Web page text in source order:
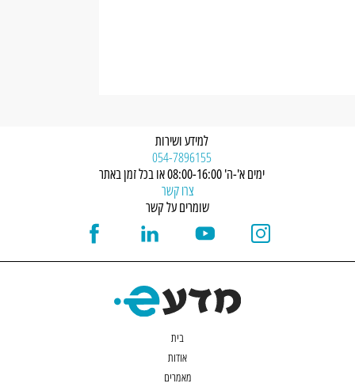
למידע ושירות
054-7896155
ימים א'-ה' 08:00-16:00 או בכל זמן באתר
צרו קשר
שומרים על קשר
בית
אודות
מאמרים